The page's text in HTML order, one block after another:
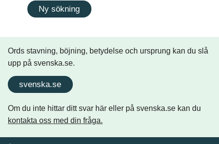
Ords stavning, böjning, betydelse och ursprung kan du slå
upp på svenska.se.
svenska.se
Om du inte hittar ditt svar här eller på svenska.se kan du
kontakta oss med din fråga.